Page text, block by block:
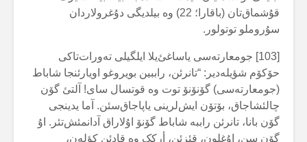
قۇشماق‌تان (باقارا؛ 22) وە بیلدیگی دۇغرولاردان
سۇروملو توتولور.
[103] جومعارتەسی یاساغئ‌یلا ایلگیلی تەورات‌تاکی
حۆکۆم شؤیلەدیر: “تانرئن، راببین بویروغو اویارئنجا شاباط
(جومعارتەسی) گۆنۆنۆ توت وە قوتسال سای! آلتئ گۆن
چالئشاجاق، بۆتۆن ایش‌لرینی یاپاجاق‌سئن. آما یدینجی
گۆن بانا، تانرئن راببە شاباط گۆنۆ اۇلاراق آدانمئش‌تئر. اۇ
گۆن سن، اۇغلون، قئزئن، أرکک وە قادئن کؤلەن،